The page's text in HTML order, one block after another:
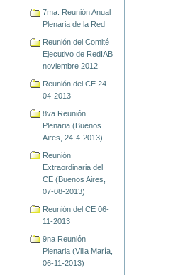
7ma. Reunión Anual
Plenaria de la Red
Reunión del Comité
Ejecutivo de RedIAB
noviembre 2012
Reunión del CE 24-
04-2013
8va Reunión
Plenaria (Buenos
Aires, 24-4-2013)
Reunión
Extraordinaria del
CE (Buenos Aires,
07-08-2013)
Reunión del CE 06-
11-2013
9na Reunión
Plenaria (Villa María,
06-11-2013)